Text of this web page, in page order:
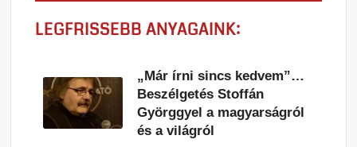
LEGFRISSEBB ANYAGAINK:
„Már írni sincs kedvem”…
Beszélgetés Stoffán
Györggyel a magyarságról
és a világról